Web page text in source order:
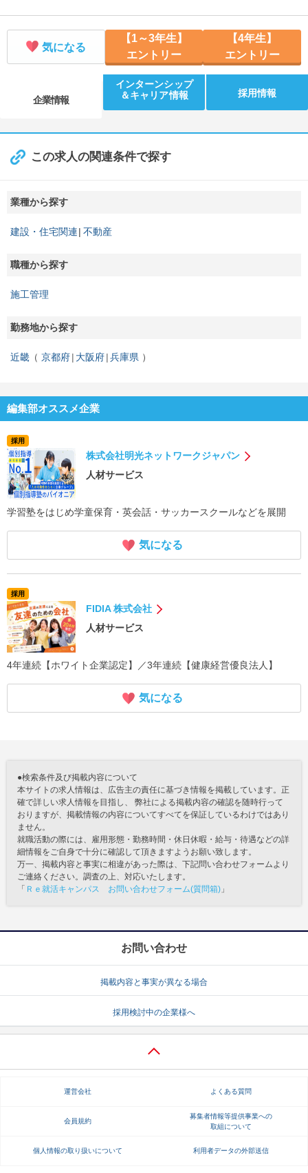
気になる
【1～3年生】
エントリー
【4年生】
エントリー
企業情報
インターンシップ
＆キャリア情報
採用情報
この求人の関連条件で探す
業種から探す
建設・住宅関連 不動産
職種から探す
施工管理
勤務地から探す
近畿 京都府 大阪府 兵庫県
編集部オススメ企業
採用
株式会社明光ネットワークジャパン
人材サービス
学習塾をはじめ学童保育・英会話・サッカースクールなどを展開
気になる
採用
FIDIA 株式会社
人材サービス
4年連続【ホワイト企業認定】／3年連続【健康経営優良法人】
気になる
●検索条件及び掲載内容について
本サイトの求人情報は、広告主の責任に基づき情報を掲載しています。正
確で詳しい求人情報を目指し、 弊社による掲載内容の確認を随時行って
おりますが、掲載情報の内容についてすべてを保証しているわけではあり
ません。
就職活動の際には、雇用形態・勤務時間・休日休暇・給与・待遇などの詳
細情報をご自身で十分に確認して頂きますようお願い致します。
万一、掲載内容と事実に相違があった際は、下記問い合わせフォームより
ご連絡ください。調査の上、対応いたします。
「 Ｒｅ就活キャンパス お問い合わせフォーム(質問箱) 」
お問い合わせ
掲載内容と事実が異なる場合
採用検討中の企業様へ
運営会社 よくある質問
会員規約
募集者情報等提供事業への
取組について
個人情報の取り扱いについて 利用者データの外部送信